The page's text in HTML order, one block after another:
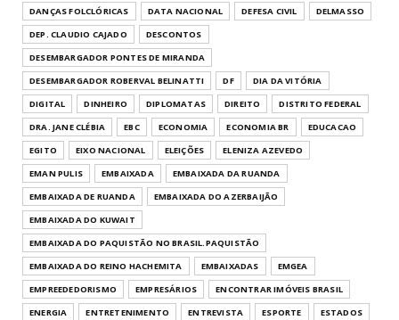
DANÇAS FOLCLÓRICAS
DATA NACIONAL DEFESA CIVIL
DELMASSO
DEP. CLAUDIO CAJADO
DESCONTOS
DESEMBARGADOR PONTES DE MIRANDA
DESEMBARGADOR ROBERVAL BELINATTI
DF
DIA DA VITÓRIA
DIGITAL
DINHEIRO DIPLOMATAS DIREITO
DISTRITO FEDERAL
DRA. JANE CLÉBIA
EBC ECONOMIA ECONOMIA BR
EDUCACAO
EGITO
EIXO NACIONAL ELEIÇÕES
ELENIZA AZEVEDO
EMAN PULIS
EMBAIXADA
EMBAIXADA DA RUANDA
EMBAIXADA DE RUANDA
EMBAIXADA DO AZERBAIJÃO
EMBAIXADA DO KUWAIT
EMBAIXADA DO PAQUISTÃO NO BRASIL.PAQUISTÃO
EMBAIXADA DO REINO HACHEMITA
EMBAIXADAS
EMGEA
EMPREEDEDORISMO
EMPRESÁRIOS
ENCONTRAR IMÓVEIS BRASIL
ENERGIA
ENTRETENIMENTO ENTREVISTA ESPORTE
ESTADOS